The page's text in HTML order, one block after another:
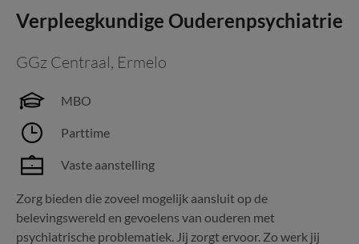
Verpleegkundige Ouderenpsychiatrie
GGz Centraal, Ermelo
MBO
Parttime
Vaste aanstelling
Zorg bieden die zoveel mogelijk aansluit op de
belevingswereld en gevoelens van ouderen met
psychiatrische problematiek. Jij zorgt ervoor. Zo werk jij